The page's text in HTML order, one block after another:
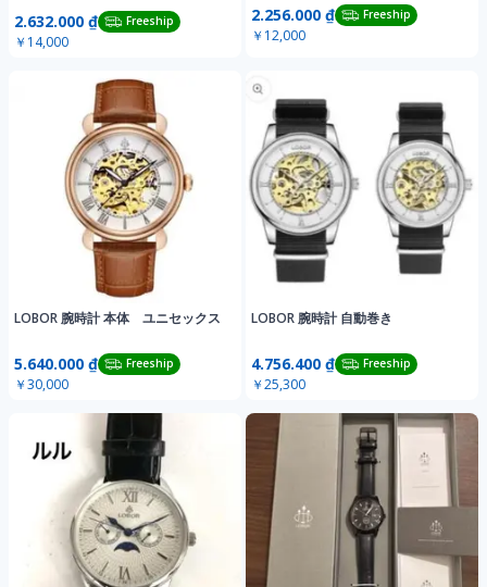
2.632.000 ₫ Freeship
￥14,000
2.256.000 ₫ Freeship
￥12,000
LOBOR 腕時計 本体 ユニセックス
5.640.000 ₫ Freeship
￥30,000
LOBOR 腕時計 自動巻き
4.756.400 ₫ Freeship
￥25,300